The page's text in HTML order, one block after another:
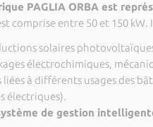
PAGLIA ORBA est
comprise entre 50 et 150 kW.
solaires
électrochimiques,
à différents usages des
électriques).
de gestion